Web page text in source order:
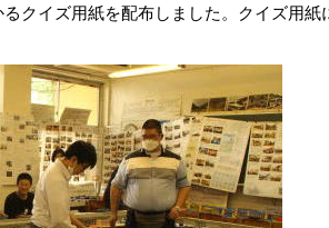
クイズ用紙を配布しました。クイズ用